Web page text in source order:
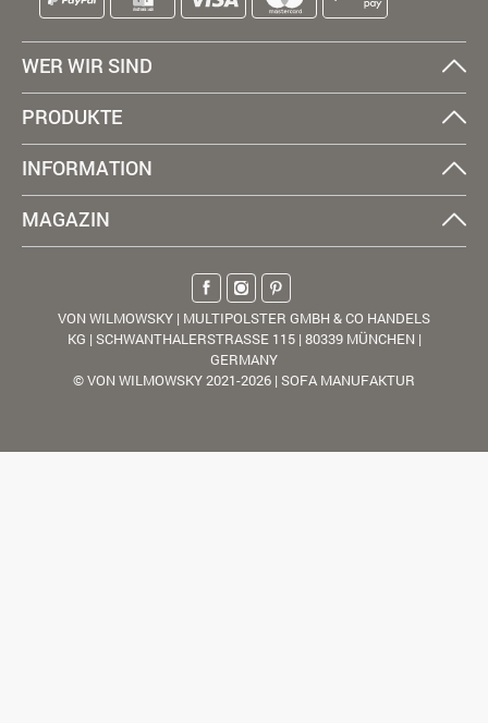
WER WIR SIND
PRODUKTE
INFORMATION
MAGAZIN
VON WILMOWSKY | MULTIPOLSTER GMBH & CO HANDELS
KG | SCHWANTHALERSTRASSE 115 | 80339 MÜNCHEN |
GERMANY
© VON WILMOWSKY 2021-2026 | SOFA MANUFAKTUR